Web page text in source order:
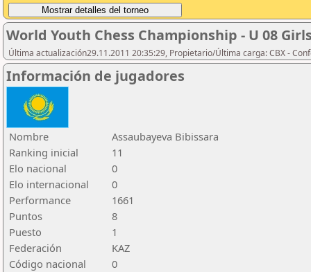
World Youth Chess Championship - U 08
Última actualización29.11.2011 20:35:29, Propietario/Última carga: CBX -
Información de jugadores
Nombre
Assaubayeva Bibissara
Ranking inicial
11
Elo nacional
0
Elo internacional
0
Performance
1661
Puntos
8
Puesto
1
Federación
KAZ
Código nacional
0